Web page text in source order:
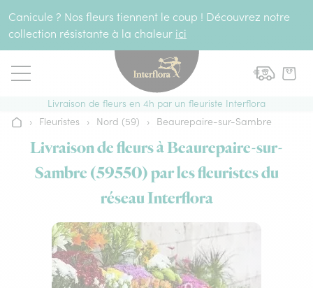
Canicule ? Nos fleurs tiennent le coup ! Découvrez notre
collection résistante à la chaleur ici
Livraison de fleurs en 4h par un fleuriste Interflora
Accueil
› Fleuristes › Nord (59) › Beaurepaire-sur-Sambre
Livraison de fleurs à Beaurepaire-sur-
Sambre (59550) par les fleuristes du
réseau Interflora